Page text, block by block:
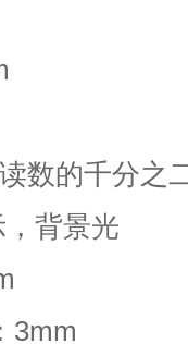
数的千分之
，背景光
3mm